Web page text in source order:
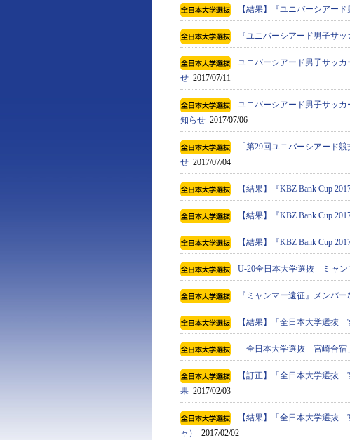
【結果】『ユニバーシアー
『ユニバーシアード男子サ
ユニバーシアード男子サッ
せ 2017/07/11
ユニバーシアード男子サッ
知らせ 2017/07/06
「第29回ユニバーシアード
せ 2017/07/04
【結果】『KBZ Bank Cup
【結果】『KBZ Bank Cup
【結果】『KBZ Bank Cup
U-20全日本大学選抜 ミャ
『ミャンマー遠征』メンバ
【結果】「全日本大学選抜
「全日本大学選抜 宮崎合
【訂正】「全日本大学選抜
果 2017/02/03
【結果】「全日本大学選抜
ャ）
2017/02/02